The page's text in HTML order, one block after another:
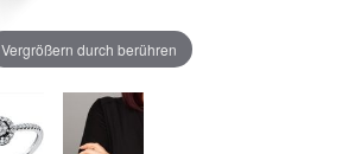
Vergrößern durch berühren